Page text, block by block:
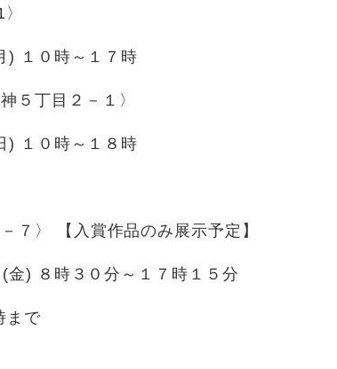
１０時～１７時
５丁目２－１〉
１０時～１８時
７〉 【入賞作品のみ展示予定】
) ８時３０分～１７時１５分
で